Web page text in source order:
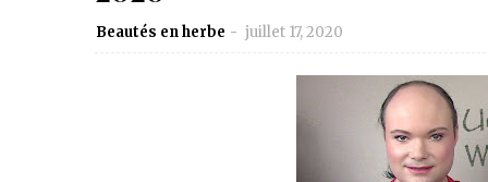
Beautés en herbe juillet 17, 2020